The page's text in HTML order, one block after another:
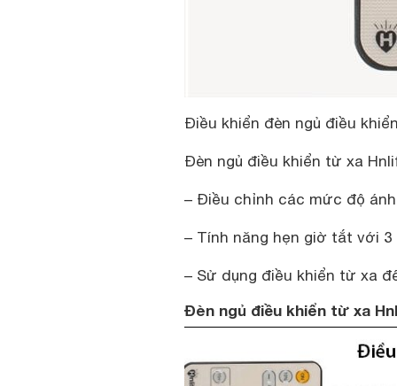
Điều khiển đèn ngủ điều
Đèn ngủ điều khiển từ xa
– Điều chỉnh các mức độ
– Tính năng hẹn giờ tắt với 3
– Sử dụng điều khiển từ xa
Đèn ngủ điều khiển từ xa